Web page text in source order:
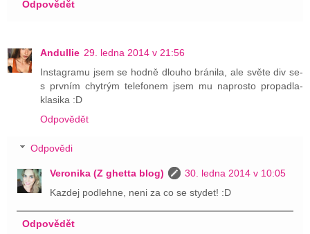
Odpovědět
Andullie 29. ledna 2014 v 21:56
Instagramu jsem se hodně dlouho bránila, ale světe div se-
s prvním chytrým telefonem jsem mu naprosto propadla-
klasika :D
Odpovědět
Odpovědi
Veronika (Z ghetta blog)
30. ledna 2014 v 10:05
Kazdej podlehne, neni za co se stydet! :D
Odpovědět